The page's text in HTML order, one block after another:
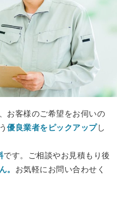
お客様のご希望をお伺いの
優良業者をピックアップし
です。ご相談やお見積もり後
。 お気軽にお問い合わせく